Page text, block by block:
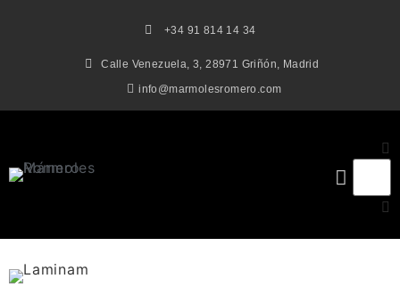
+34 91 814 14 34
Calle Venezuela, 3, 28971 Griñón, Madrid
info@marmolesromero.com